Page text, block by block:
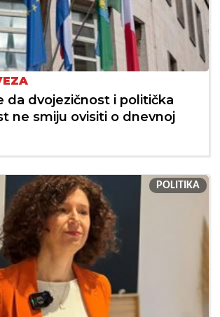
da dvojezičnost i politička
ne smiju ovisiti o dnevnoj
POLITIKA